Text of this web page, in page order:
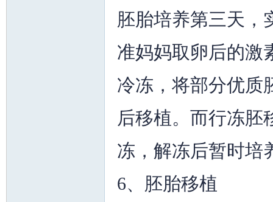
胚胎培养第三天，
准妈妈取卵后的激
冷冻，将部分优质
后移植。而行冻胚
冻，解冻后暂时培
6、胚胎移植